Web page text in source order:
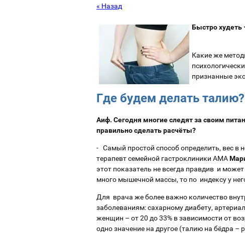
« Назад
Быстро
Какие же
признанные
Где будем делать талию?
Аиф. Сегодня многие следят за своим
правильно сделать расчёты?
- Самый простой способ определить, вес в
терапевт семейной гастроклиники АМА
этот показатель не всегда правдив и
много мышечной массы, то по индексу у
Для врача же более важно количество
заболеваниям: сахарному диабету,
женщин – от 20 до 33% в зависимости от
одно значение на другое (талию на бёдра